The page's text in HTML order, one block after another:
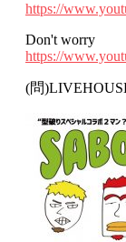
https://
Don't worry
https://
(問